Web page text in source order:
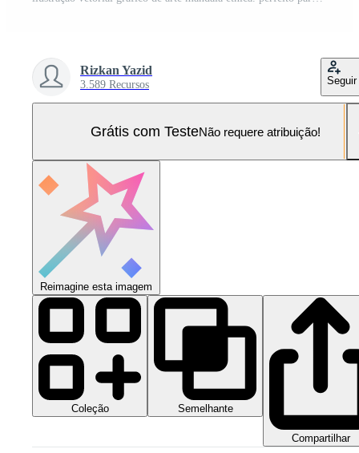
Rizkan Yazid
3.589 Recursos Seguir
Grátis com TesteNão requere atribuição!
Reimagine esta imagem
Coleção Semelhante
Compartilhar